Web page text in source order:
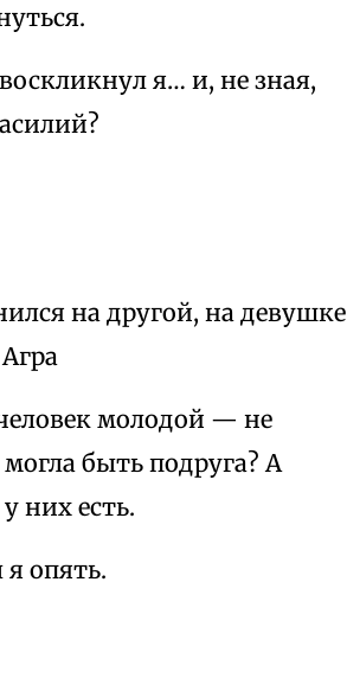
я… и, не зная,
на другой, на девушке
молодой — не
быть подруга? А
них есть.
опять.